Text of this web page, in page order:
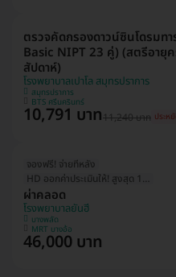
ตรวจคัดกรองดาวน์ซินโดรมท
Basic NIPT 23 คู่) (สตรีอายุ
สัปดาห์)
โรงพยาบาลเปาโล สมุทรปราการ
สมุทรปราการ
BTS ศรีนครินทร์
10,791 บาท11,240 บาท ประห
จองฟรี! จ่ายทีหลัง
HD ออกค่าประเมินให้! สูงสุด 1500 บ.
ผ่าคลอด
โรงพยาบาลยันฮี
บางพลัด
MRT บางอ้อ
46,000 บาท